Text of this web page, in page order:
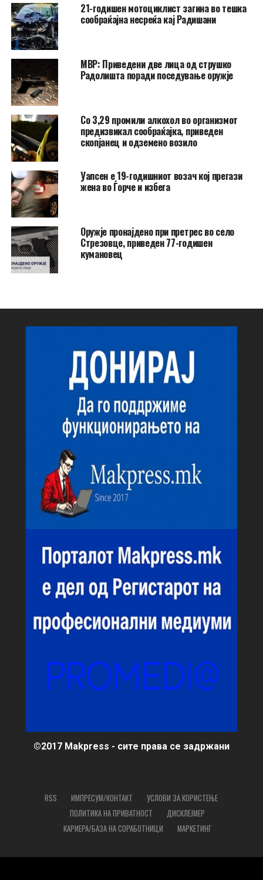
21-годишен мотоциклист загина во тешка
сообраќајна несреќа кај Радишани
МВР: Приведени две лица од струшко
Радолишта поради поседување оружје
Со 3,29 промили алкохол во организмот
предизвикал сообраќајка, приведен
скопјанец и одземено возило
Уапсен е 19-годишниот возач кој прегази
жена во Ѓорче и избега
Оружје пронајдено при претрес во село
Стрезовце, приведен 77-годишен
кумановец
©2017 Makpress - сите права се задржани
RSS ИМПРЕСУМ/КОНТАКТ
УСЛОВИ ЗА КОРИСТЕЊЕ
ПОЛИТИКА НА ПРИВАТНОСТ
ДИСКЛЕЈМЕР
КАРИЕРА/БАЗА НА СОРАБОТНИЦИ
МАРКЕТИНГ